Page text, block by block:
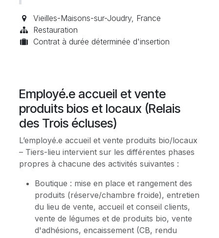
Vieilles-Maisons-sur-Joudry, France
Restauration
Contrat à durée déterminée d'insertion
Employé.e accueil et vente
produits bios et locaux (Relais
des Trois écluses)
L’employé.e accueil et vente produits bio/locaux
– Tiers-lieu intervient sur les différentes phases
propres à chacune des activités suivantes :
Boutique : mise en place et rangement des
produits (réserve/chambre froide), entretien
du lieu de vente, accueil et conseil clients,
vente de légumes et de produits bio, vente
d'adhésions, encaissement (CB, rendu